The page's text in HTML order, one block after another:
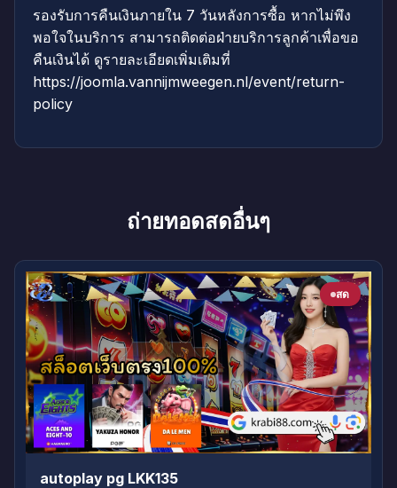
รองรับการคืนเงินภายใน 7 วันหลังการซื้อ หากไม่พึง
พอใจในบริการ สามารถติดต่อฝ่ายบริการลูกค้าเพื่อขอ
คืนเงินได้ ดูรายละเอียดเพิ่มเติมที่
https://joomla.vannijmweegen.nl/event/return-
policy
ถ่ายทอดสดอื่นๆ
สด
autoplay pg LKK135